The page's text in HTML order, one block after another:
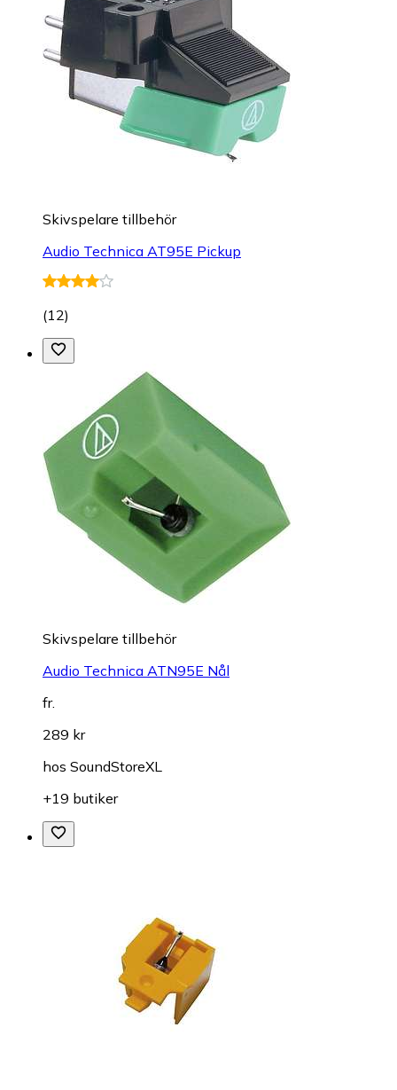
Skivspelare tillbehör
Audio Technica AT95E Pickup
(12)
Skivspelare tillbehör
Audio Technica ATN95E Nål
fr.
289 kr
hos SoundStoreXL
+19 butiker